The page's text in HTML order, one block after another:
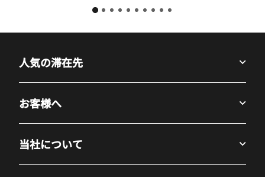
人気の滞在先
お客様へ
当社について